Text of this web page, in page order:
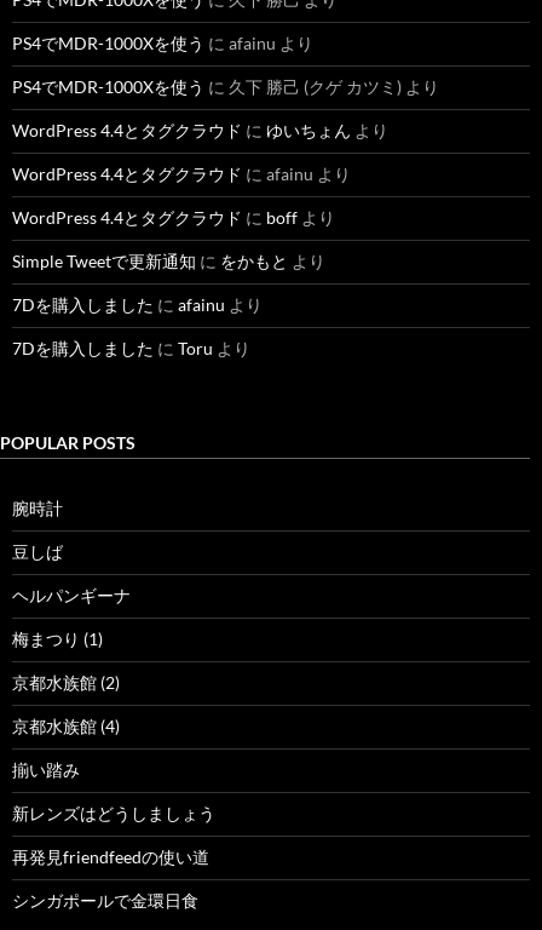
PS4でMDR-1000Xを使う に afainu より
PS4でMDR-1000Xを使う に 久下 勝己 (クゲ カツミ) より
WordPress 4.4とタグクラウド に ゆいちょん より
WordPress 4.4とタグクラウド に afainu より
WordPress 4.4とタグクラウド に boff より
Simple Tweetで更新通知 に をかもと より
7Dを購入しました に afainu より
7Dを購入しました に Toru より
POPULAR POSTS
腕時計
豆しば
ヘルパンギーナ
梅まつり (1)
京都水族館 (2)
京都水族館 (4)
揃い踏み
新レンズはどうしましょう
再発見friendfeedの使い道
シンガポールで金環日食